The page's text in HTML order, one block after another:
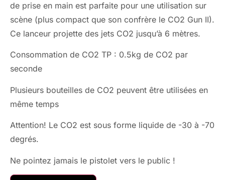
de prise en main est parfaite pour une utilisation sur
scène (plus compact que son confrère le CO2 Gun II).
Ce lanceur projette des jets CO2 jusqu’à 6 mètres.
Consommation de CO2 TP : 0.5kg de CO2 par
seconde
Plusieurs bouteilles de CO2 peuvent être utilisées en
même temps
Attention! Le CO2 est sous forme liquide de -30 à -70
degrés.
Ne pointez jamais le pistolet vers le public !